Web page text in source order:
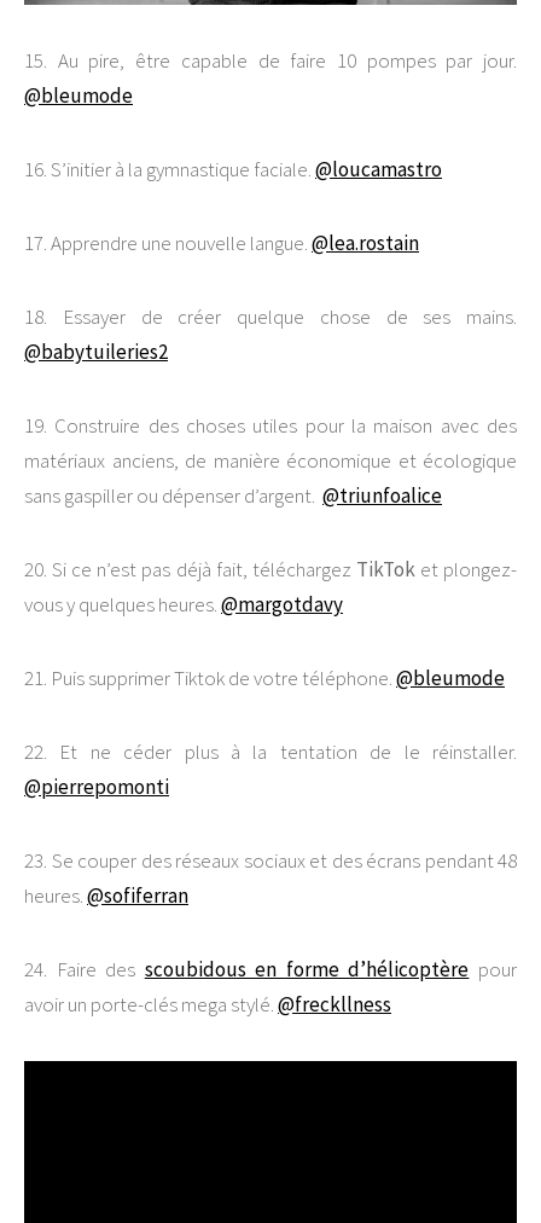
15. Au pire, être capable de faire 10 pompes par jour.
@bleumode
16. S’initier à la gymnastique faciale.@loucamastro
17. Apprendre une nouvelle langue.@lea.rostain
18. Essayer de créer quelque chose de ses mains.
@babytuileries2
19. Construire des choses utiles pour la maison avec des
matériaux anciens, de manière économique et écologique
sans gaspiller ou dépenser d’argent. @triunfoalice
20. Si ce n’est pas déjà fait, téléchargez TikToket plongez-
vous y quelques heures.@margotdavy
21. Puis supprimer Tiktok de votre téléphone.@bleumode
22. Et ne céder plus à la tentation de le réinstaller.
@pierrepomonti
23. Se couper des réseaux sociaux et des écrans pendant 48
heures.@sofiferran
24. Faire des scoubidous en forme d’hélicoptère pour
avoir un porte-clés mega stylé.@freckllness